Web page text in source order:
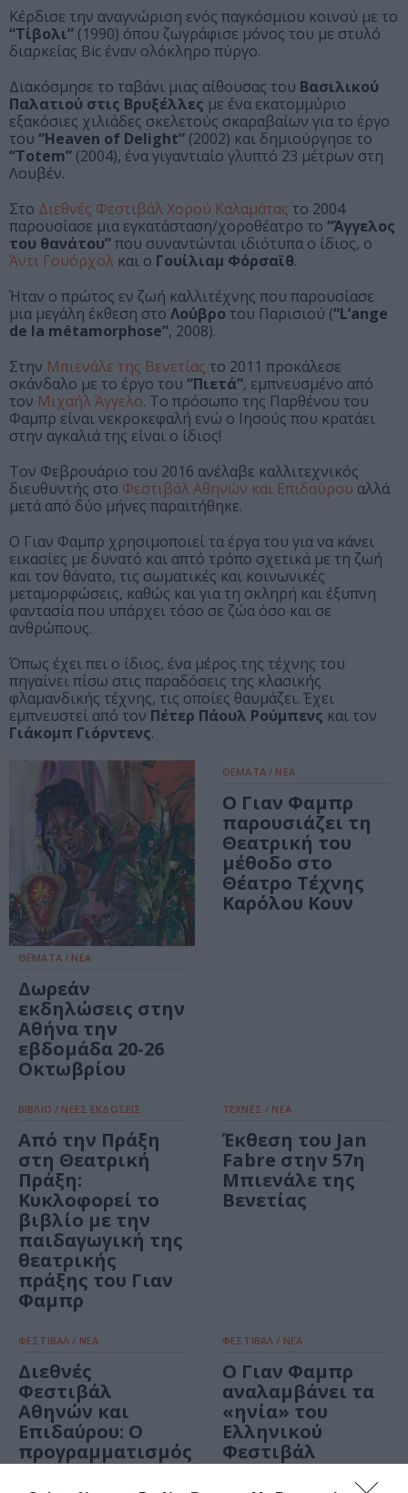
Κέρδισε την αναγνώριση ενός παγκόσμιου κοινού με το
“Τίβολι” (1990) όπου ζωγράφισε μόνος του με στυλό
διαρκείας Bic έναν ολόκληρο πύργο.
Διακόσμησε το ταβάνι μιας αίθουσας του Βασιλικού
Παλατιού στις Βρυξέλλες με ένα εκατομμύριο
εξακόσιες χιλιάδες σκελετούς σκαραβαίων για το έργο
του “Heaven of Delight” (2002) και δημιούργησε το
“Totem” (2004), ένα γιγαντιαίο γλυπτό 23 μέτρων στη
Λουβέν.
Στο Διεθνές Φεστιβάλ Χορού Καλαμάτας το 2004
παρουσίασε μια εγκατάσταση/χοροθέατρο το “Άγγελος
του θανάτου”που συναντώνται ιδιότυπα ο ίδιος, ο
Άντι Γουόρχολ και ο Γουίλιαμ Φόρσαϊθ.
Ήταν ο πρώτος εν ζωή καλλιτέχνης που παρουσίασε
μια μεγάλη έκθεση στο Λούβρο του Παρισιού (“L’ange
de la métamorphose”, 2008).
Στην Μπιενάλε της Βενετίας το 2011 προκάλεσε
σκάνδαλο με το έργο του “Πιετά”, εμπνευσμένο από
τον Μιχαήλ Άγγελο. Το πρόσωπο της Παρθένου του
Φαμπρ είναι νεκροκεφαλή ενώ ο Ιησούς που κρατάει
στην αγκαλιά της είναι ο ίδιος!
Τον Φεβρουάριο του 2016 ανέλαβε καλλιτεχνικός
διευθυντής στο Φεστιβάλ Αθηνών και Επιδαύρου αλλά
μετά από δύο μήνες παραιτήθηκε.
Ο Γιαν Φαμπρ χρησιμοποιεί τα έργα του για να κάνει
εικασίες με δυνατό και απτό τρόπο σχετικά με τη ζωή
και τον θάνατο, τις σωματικές και κοινωνικές
μεταμορφώσεις, καθώς και για τη σκληρή και έξυπνη
φαντασία που υπάρχει τόσο σε ζώα όσο και σε
ανθρώπους.
Όπως έχει πει ο ίδιος, ένα μέρος της τέχνης του
πηγαίνει πίσω στις παραδόσεις της κλασικής
φλαμανδικής τέχνης, τις οποίες θαυμάζει. Έχει
εμπνευστεί από τον Πέτερ Πάουλ Ρούμπενς και τον
Γιάκομπ Γιόρντενς.
ΘΕΜΑΤΑ / ΝΕΑ
Δωρεάν
εκδηλώσεις στην
Αθήνα την
εβδομάδα 20-26
Οκτωβρίου
ΘΕΜΑΤΑ / ΝΕΑ
Ο Γιαν Φαμπρ
παρουσιάζει τη
Θεατρική του
μέθοδο στο
Θέατρο Τέχνης
Καρόλου Κουν
ΒΙΒΛΙΟ / ΝΕΕΣ ΕΚΔΟΣΕΙΣ
Από την Πράξη
στη Θεατρική
Πράξη:
Κυκλοφορεί το
βιβλίο με την
παιδαγωγική της
θεατρικής
πράξης του Γιαν
Φαμπρ
ΤΕΧΝΕΣ / ΝΕΑ
Έκθεση του Jan
Fabre στην 57η
Μπιενάλε της
Βενετίας
ΦΕΣΤΙΒΑΛ / ΝΕΑ
Διεθνές
Φεστιβάλ
Αθηνών και
Επιδαύρου: Ο
προγραμματισμός
του Jan Fabre για
ΦΕΣΤΙΒΑΛ / ΝΕΑ
Ο Γιαν Φαμπρ
αναλαμβάνει τα
«ηνία» του
Ελληνικού
Φεστιβάλ